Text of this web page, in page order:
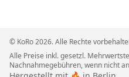
© KoRo 2026. Alle Rechte
Alle Preise inkl. gesetzl.
Nachnahmegebühren, wenn nicht